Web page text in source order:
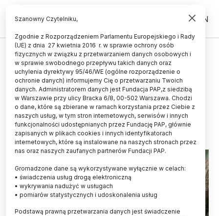
PL EN
ŚWIAT
Szympansy mogą być
wszechstronnie utalentowanymi
muzykami
29.03.2026
aktualizacja: 29.03.2026
2 minuty czytania
Szanowny Czytelniku,
Zgodnie z Rozporządzeniem Parlamentu Europejskiego i Rady
(UE) z dnia 27 kwietnia 2016 r. w sprawie ochrony osób
fizycznych w związku z przetwarzaniem danych osobowych i
w sprawie swobodnego przepływu takich danych oraz
uchylenia dyrektywy 95/46/WE (ogólne rozporządzenie o
ochronie danych) informujemy Cię o przetwarzaniu Twoich
danych. Administratorem danych jest Fundacja PAP,z siedzibą
w Warszawie przy ulicy Bracka 6/8, 00-502 Warszawa. Chodzi
o dane, które są zbierane w ramach korzystania przez Ciebie z
naszych usług, w tym stron internetowych, serwisów i innych
funkcjonalności udostępnianych przez Fundację PAP, głównie
zapisanych w plikach cookies i innych identyfikatorach
internetowych, które są instalowane na naszych stronach przez
nas oraz naszych zaufanych partnerów Fundacji PAP.
Gromadzone dane są wykorzystywane wyłącznie w celach:
• świadczenia usług drogą elektroniczną
• wykrywania nadużyć w usługach
• pomiarów statystycznych i udoskonalenia usług
Podstawą prawną przetwarzania danych jest świadczenie